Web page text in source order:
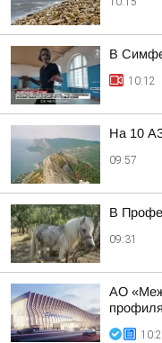
В
10:12
На 10
09:57
В
09:31
АО